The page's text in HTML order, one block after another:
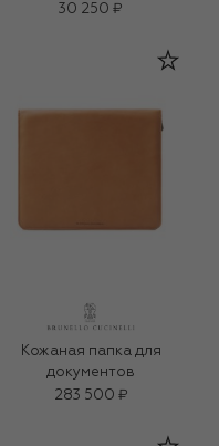
30 250 ₽
Кожаная папка для
документов
283 500 ₽